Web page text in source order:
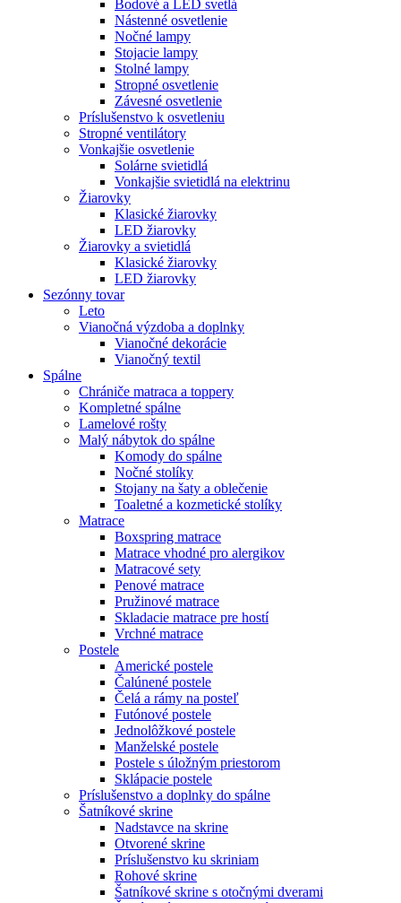
Bodové a LED svetlá
Nástenné osvetlenie
Nočné lampy
Stojacie lampy
Stolné lampy
Stropné osvetlenie
Závesné osvetlenie
Príslušenstvo k osvetleniu
Stropné ventilátory
Vonkajšie osvetlenie
Solárne svietidlá
Vonkajšie svietidlá na elektrinu
Žiarovky
Klasické žiarovky
LED žiarovky
Žiarovky a svietidlá
Klasické žiarovky
LED žiarovky
Sezónny tovar
Leto
Vianočná výzdoba a doplnky
Vianočné dekorácie
Vianočný textil
Spálne
Chrániče matraca a toppery
Kompletné spálne
Lamelové rošty
Malý nábytok do spálne
Komody do spálne
Nočné stolíky
Stojany na šaty a oblečenie
Toaletné a kozmetické stolíky
Matrace
Boxspring matrace
Matrace vhodné pro alergikov
Matracové sety
Penové matrace
Pružinové matrace
Skladacie matrace pre hostí
Vrchné matrace
Postele
Americké postele
Čalúnené postele
Čelá a rámy na posteľ
Futónové postele
Jednolôžkové postele
Manželské postele
Postele s úložným priestorom
Sklápacie postele
Príslušenstvo a doplnky do spálne
Šatníkové skrine
Nadstavce na skrine
Otvorené skrine
Príslušenstvo ku skriniam
Rohové skrine
Šatníkové skrine s otočnými dverami